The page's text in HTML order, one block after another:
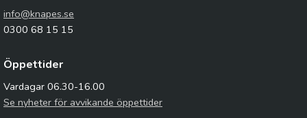
info@knapes.se
0300 68 15 15
Öppettider
Vardagar 06.30-16.00
Se nyheter för avvikande öppettider